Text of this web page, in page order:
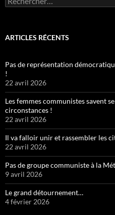
ARTICLES RÉCENTS
Pas de représentation
!
22 avril 2026
Les femmes communistes savent
circonstances !
22 avril 2026
Il va falloir unir et rassembler les
22 avril 2026
Pas de groupe communiste à la
9 avril 2026
Le grand détournement…
4 février 2026